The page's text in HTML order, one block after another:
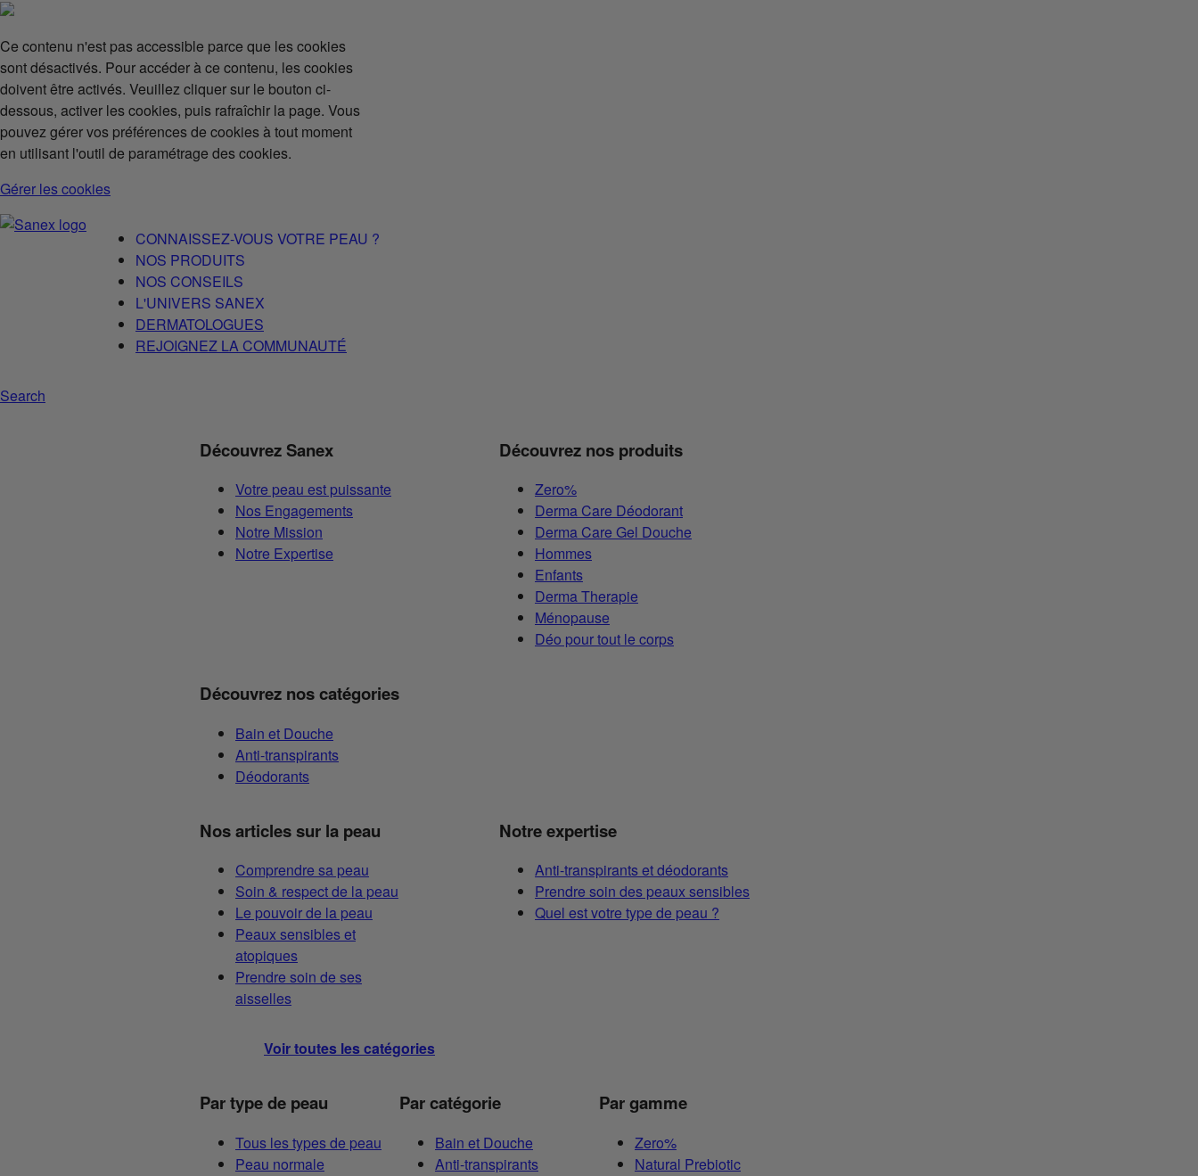
Ce contenu n'est pas accessible parce que les cookies
sont désactivés. Pour accéder à ce contenu, les cookies
doivent être activés. Veuillez cliquer sur le bouton ci-
dessous, activer les cookies, puis rafraîchir la page. Vous
pouvez gérer vos préférences de cookies à tout moment
en utilisant l'outil de paramétrage des cookies.
Gérer les cookies
CONNAISSEZ-VOUS VOTRE PEAU ?
NOS PRODUITS
NOS CONSEILS
L'UNIVERS SANEX
DERMATOLOGUES
REJOIGNEZ LA COMMUNAUTÉ
Search
Découvrez Sanex
Votre peau est puissante
Nos Engagements
Notre Mission
Notre Expertise
Découvrez nos produits
Zero%
Derma Care Déodorant
Derma Care Gel Douche
Hommes
Enfants
Derma Therapie
Ménopause
Déo pour tout le corps
Découvrez nos catégories
Bain et Douche
Anti-transpirants
Déodorants
Nos articles sur la peau
Comprendre sa peau
Soin & respect de la peau
Le pouvoir de la peau
Peaux sensibles et
atopiques
Prendre soin de ses
aisselles
Notre expertise
Anti-transpirants et déodorants
Prendre soin des peaux sensibles
Quel est votre type de peau ?
Voir toutes les catégories
Par type de peau
Tous les types de peau
Peau normale
Par catégorie
Bain et Douche
Anti-transpirants
Par gamme
Zero%
Natural Prebiotic